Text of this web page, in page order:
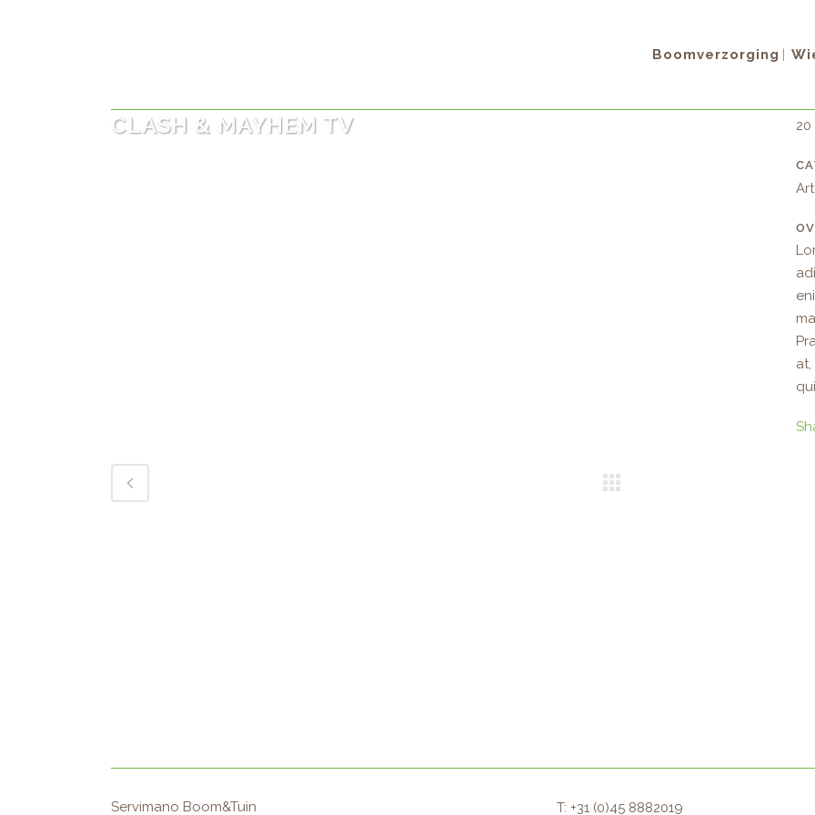
Boomverzorging
CLASH & MAYHEM TV
Art
Servimano Boom&Tuin T: +31 (0)45 8882019